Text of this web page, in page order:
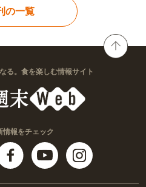
の一覧
る。食を楽しむ情報サイト
情報をチェック